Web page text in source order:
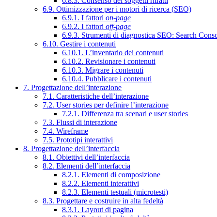
6.9. Ottimizzazione per i motori di ricerca (SEO)
6.9.1. I fattori on-page
6.9.2. I fattori off-page
6.9.3. Strumenti di diagnostica SEO: Search
6.10. Gestire i contenuti
6.10.1. L’inventario dei contenuti
6.10.2. Revisionare i contenuti
6.10.3. Migrare i contenuti
6.10.4. Pubblicare i contenuti
7. Progettazione dell’interazione
7.1. Caratteristiche dell’interazione
7.2. User stories per definire l’interazione
7.2.1. Differenza tra scenari e user stories
7.3. Flussi di interazione
7.4. Wireframe
7.5. Prototipi interattivi
8. Progettazione dell’interfaccia
8.1. Obiettivi dell’interfaccia
8.2. Elementi dell’interfaccia
8.2.1. Elementi di composizione
8.2.2. Elementi interattivi
8.2.3. Elementi testuali (microtesti)
8.3. Progettare e costruire in alta fedeltà
8.3.1. Layout di pagina